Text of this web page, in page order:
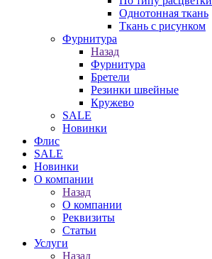
Однотонная ткань
Ткань с рисунком
Фурнитура
Назад
Фурнитура
Бретели
Резинки швейные
Кружево
SALE
Новинки
Флис
SALE
Новинки
О компании
Назад
О компании
Реквизиты
Статьи
Услуги
Назад